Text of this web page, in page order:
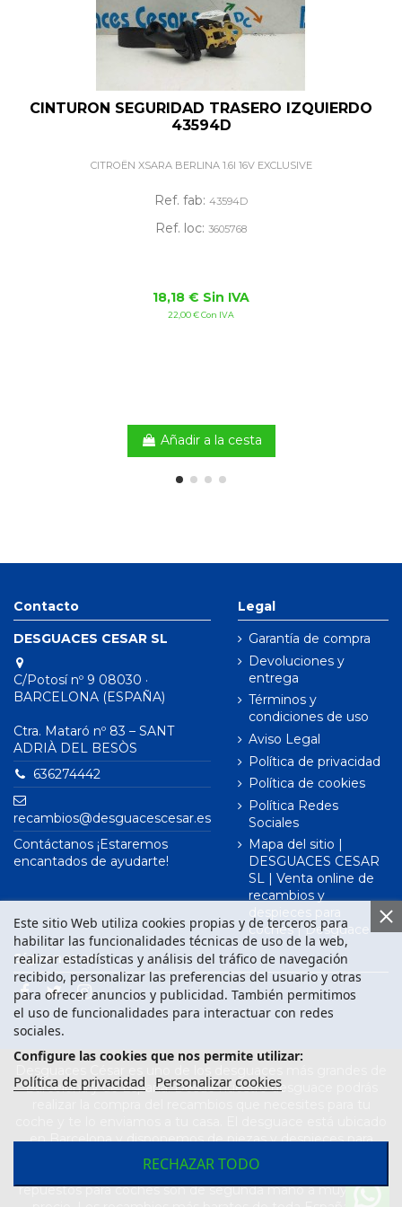
CINTURON SEGURIDAD TRASERO IZQUIERDO
43594D
CITROËN XSARA BERLINA 1.6I 16V EXCLUSIVE
Ref. fab: 43594D
Ref. loc: 3605768
18,18 € Sin IVA
22,00 € Con IVA
Añadir a la cesta
Contacto
DESGUACES CESAR SL
C/Potosí nº 9 08030 ·
BARCELONA (ESPAÑA)
Ctra. Mataró nº 83 – SANT
ADRIÀ DEL BESÒS
636274442
recambios@desguacescesar.es
Contáctanos ¡Estaremos
encantados de ayudarte!
Legal
Garantía de compra
Devoluciones y
entrega
Términos y
condiciones de uso
Aviso Legal
Política de privacidad
Política de cookies
Política Redes
Sociales
Mapa del sitio |
DESGUACES CESAR
SL | Venta online de
recambios y
despieces para
coches | Desguace
Este sitio Web utiliza cookies propias y de terceros para
habilitar las funcionalidades técnicas de uso de la web,
realizar estadísticas y análisis del tráfico de navegación
recibido, personalizar las preferencias del usuario y otras
para ofrecer anuncios y publicidad. También permitimos
el uso de funcionalidades para interactuar con redes
sociales.
Configure las cookies que nos permite utilizar:
Política de privacidad Personalizar cookies
RECHAZAR TODO
Síguenos en
Barcelona y de España. Desde nuestro desguace podrás
en Barcelona y disponemos de piezas y despieces para
todas las marcas de vehículos. Compra el recambio que
necesitas para tu coche en nuestro desguace. Los
repuestos para coches son de segunda mano a muy buen